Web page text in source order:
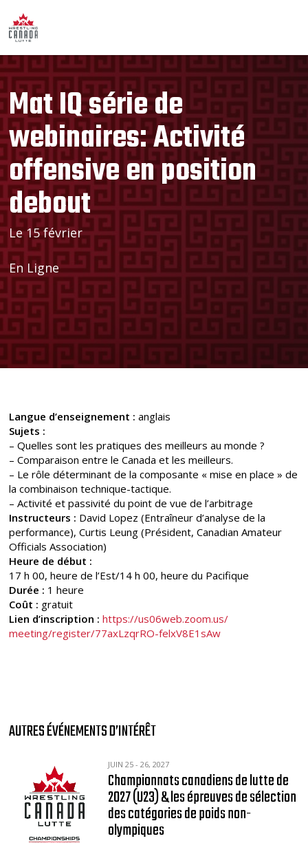
Mat IQ série de
webinaires: Activité
offensive en position
debout
Le 15 février
En Ligne
Langue d’enseignement : anglais
Sujets :
– Quelles sont les pratiques des meilleurs au monde ?
– Comparaison entre le Canada et les meilleurs.
– Le rôle déterminant de la composante « mise en place » de
la combinaison technique-tactique.
– Activité et passivité du point de vue de l’arbitrage
Instructeurs : David Lopez (Entraîneur d’analyse de la
performance), Curtis Leung (Président, Canadian Amateur
Officials Association)
Heure de début :
17 h 00, heure de l’Est/14 h 00, heure du Pacifique
Durée : 1 heure
Coût : gratuit
Lien d’inscription : https://us06web.zoom.us/
meeting/register/77axLzqrRO-felxV8E1sAw
AUTRES ÉVÉNEMENTS D’INTÉRÊT
JUIN 25 - 26, 2027
Championnats canadiens de lutte de
2027 (U23) & les épreuves de sélection
des catégories de poids non-
olympiques